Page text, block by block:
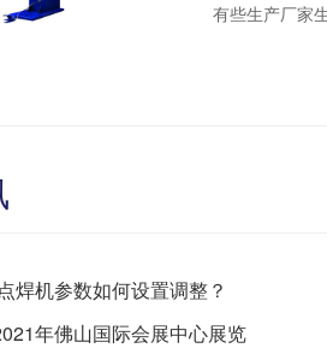
有些生产厂家
焊机参数如何设置调整？
年佛山国际会展中心展览